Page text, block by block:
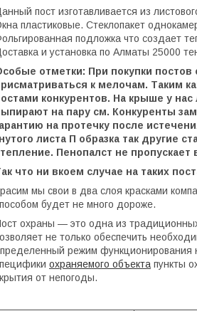
пост изготавливается из
пластиковые. Стеклопакет
подложка что создает
и установка по Алматы 25000
отметки: При покупки
к мелочам. Таким
конкурентов. На крыше у
на пару см. Конкуренты
на протечку после
листа П образка так другие
Пенопалст не пропускает
что ни вкоем случае на таких
мы свои в два слоя красками
будет не много дороже.
охраны — это одна из
не только обеспечить
режим функционирования
охраняемого объекта пункты
от непогоды.